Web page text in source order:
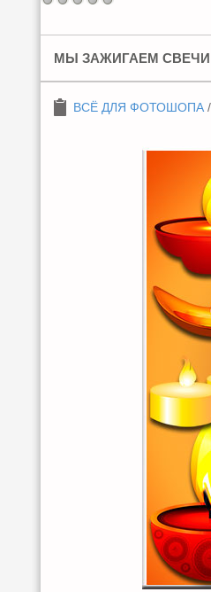
МЫ ЗАЖИГАЕМ СВЕЧИ
ВСЁ ДЛЯ ФОТОШОПА